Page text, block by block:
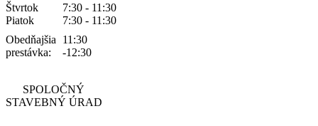
Štvrtok
7:30 - 11:30
Piatok
7:30 - 11:30
Obedňajšia
prestávka:
11:30
-12:30
SPOLOČNÝ
STAVEBNÝ ÚRAD